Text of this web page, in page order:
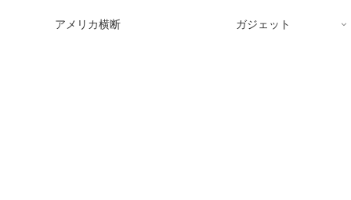
アメリカ横断 ガジェット